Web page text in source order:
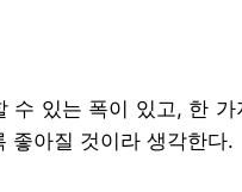
수 있는 폭이 있고, 한
좋아질 것이라 생각한다.